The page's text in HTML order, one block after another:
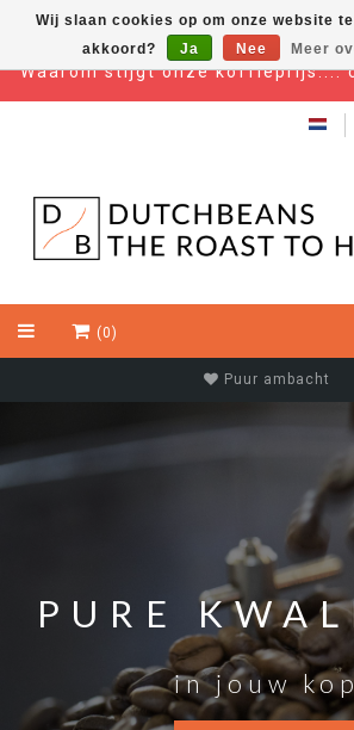
Waarom stijgt onze koffieprijs....
(0)
Beste kwaliteit
PURE
in jouw
Wij slaan cookies op om onze website
akkoord?
Ja Nee Meer